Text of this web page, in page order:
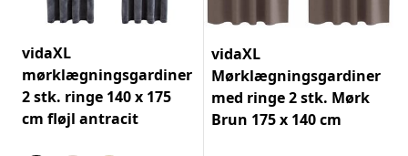
vidaXL
mørklægningsgardiner
2 stk. ringe 140 x 175
cm fløjl antracit
vidaXL
Mørklægningsgardiner
med ringe 2 stk. Mørk
Brun 175 x 140 cm